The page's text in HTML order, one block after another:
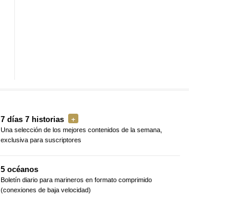
7 días 7 historias
Una selección de los mejores contenidos de la semana,
exclusiva para suscriptores
5 océanos
Boletín diario para marineros en formato comprimido
(conexiones de baja velocidad)